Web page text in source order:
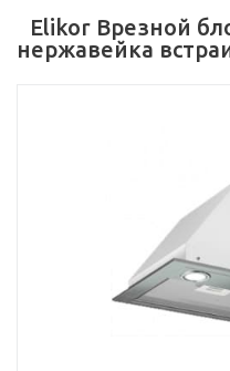
Elikor Врезной
нержавейка